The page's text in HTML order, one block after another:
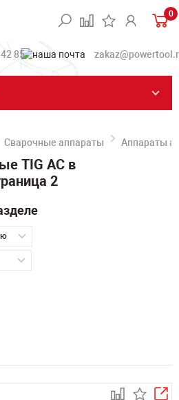
0
85
Сварочные аппараты Аппараты
TIG AC в
2